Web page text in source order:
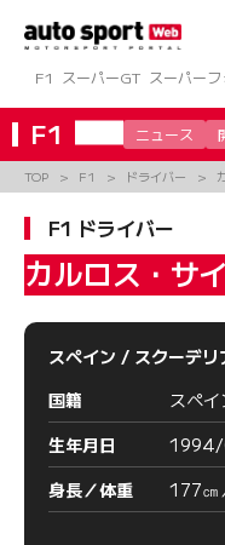
ツ
へ
ス
キ
ッ
F1
スーパーGT スーパー
F1 ニュース
TOP F1 ドライバー
F1 ドライバー
カルロス・サ
スペイン / スクーデ
国籍
スペイ
生年月日
1994/
身長／体重
177㎝